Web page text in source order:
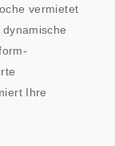
vermietet
Ihre